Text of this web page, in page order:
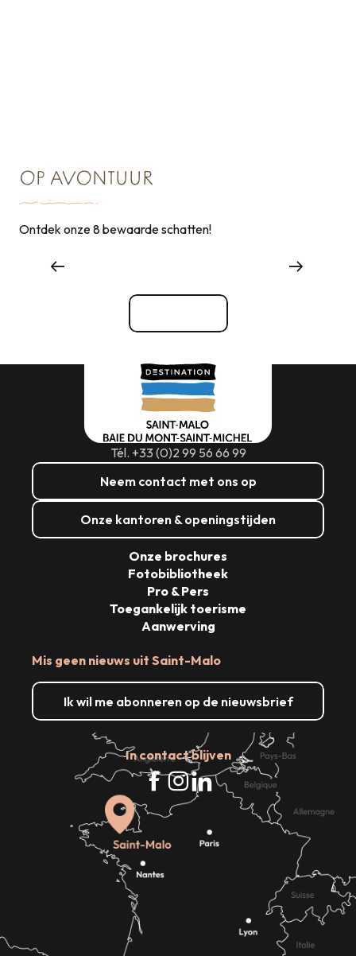
OP AVONTUUR
Ontdek onze 8 bewaarde schatten!
Tél. +33 (0)2 99 56 66 99
Neem contact met ons op
Onze kantoren & openingstijden
Mis geen nieuws uit Saint-Malo
Ik wil me abonneren op de nieuwsbrief
In contact blijven
Onze brochures
Fotobibliotheek
Pro & Pers
Toegankelijk toerisme
Aanwerving